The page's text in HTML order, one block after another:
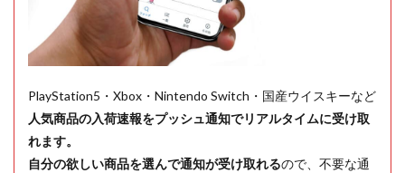
PlayStation5・Xbox・Nintendo Switch・国産ウイスキーなど
人気商品の入荷速報をプッシュ通知でリアルタイムに受け取
れます。
自分の欲しい商品を選んで通知が受け取れるので、不要な通